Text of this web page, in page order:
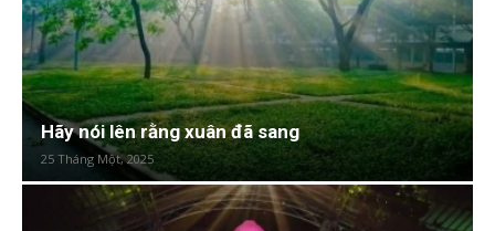
Hãy nói lên rằng xuân đã sang
25 Tháng Một, 2025